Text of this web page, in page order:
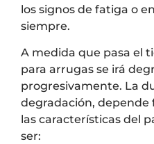
los signos de fatiga o
siempre.
A medida que pasa el
para arrugas se irá
progresivamente. La
degradación,
las características del
ser: